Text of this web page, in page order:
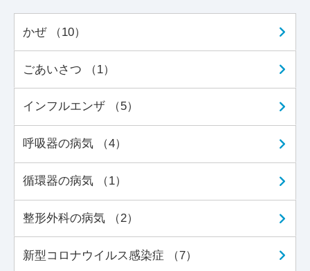
かぜ （10）
ごあいさつ （1）
インフルエンザ （5）
呼吸器の病気 （4）
循環器の病気 （1）
整形外科の病気 （2）
新型コロナウイルス感染症 （7）